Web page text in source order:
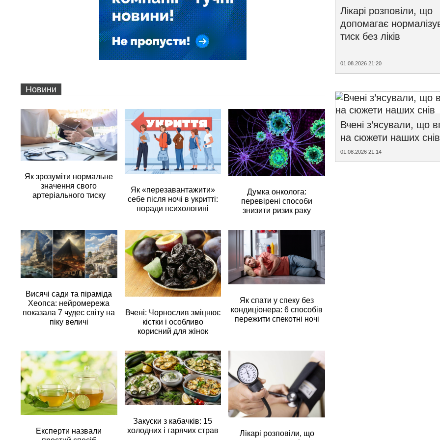
Новини
Як зрозуміти нормальне
значення свого
артеріального тиску
Як «перезавантажити»
себе після ночі в укритті:
поради психологині
Думка онколога:
перевірені способи
знизити ризик раку
Висячі сади та піраміда
Хеопса: нейромережа
показала 7 чудес світу на
піку величі
Вчені: Чорнослив зміцнює
кістки і особливо
корисний для жінок
Як спати у спеку без
кондиціонера: 6 способів
пережити спекотні ночі
Експерти назвали
Закуски з кабачків: 15
холодних і гарячих страв
Лікарі розповіли, що
Лікарі розповіли, що
допомагає
тиск без ліків
01.08.2026 21:20
Вчені з’ясували, що
на сюжети наших снів
01.08.2026 21:14